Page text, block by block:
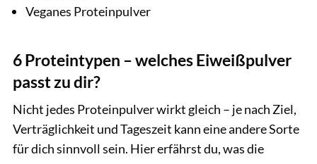
Veganes Proteinpulver
6 Proteintypen – welches Eiweißpulver
passt zu dir?
Nicht jedes Proteinpulver wirkt gleich – je nach Ziel,
Verträglichkeit und Tageszeit kann eine andere Sorte
für dich sinnvoll sein. Hier erfährst du, was die